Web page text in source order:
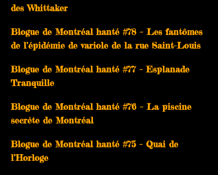
des Whittaker
Blogue de Montréal hanté #78 – Les fantômes
de l’épidémie de variole de la rue Saint-Louis
Blogue de Montréal hanté #77 – Esplanade
Tranquille
Blogue de Montréal hanté #76 – La piscine
secrète de Montréal
Blogue de Montréal hanté #75 – Quai de
l’Horloge